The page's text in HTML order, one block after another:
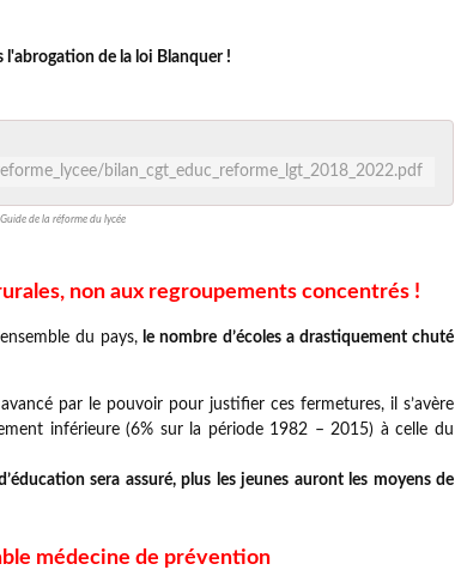
de la loi Blanquer !
bilan_cgt_educ_reforme_lgt_2018_2022.pdf
Guide de la réforme du lycée
non aux regroupements concentrés !
du pays, le nombre d’écoles a drastiquement chuté
par le pouvoir pour justifier ces fermetures, il s’avère
inférieure (6% sur la période 1982 – 2015) à celle du
sera assuré, plus les jeunes auront les moyens de
médecine de prévention